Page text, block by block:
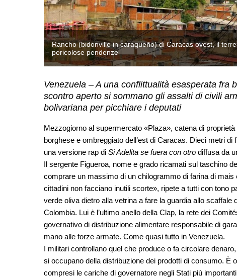
Venezuela – A una conflittualità esasperata fra
scontro aperto si sommano gli assalti di civili
bolivariana per picchiare i deputati
Mezzogiorno al supermercato «Plaza», catena di
borghese e ombreggiato dell’est di Caracas. Dieci metri
una versione rap di Si Adelita se fuera con otro diffusa da
Il sergente Figueroa, nome e grado ricamati sul taschino
comprare un massimo di un chilogrammo di farina di
cittadini non facciano inutili scorte», ripete a tutti con tono
verde oliva dietro alla vetrina a fare la guardia allo
Colombia. Lui è l’ultimo anello della Clap, la rete dei
governativo di distribuzione alimentare responsabile di
mano alle forze armate. Come quasi tutto in Venezuela.
I militari controllano quel che produce o fa circolare
si occupano della distribuzione dei prodotti di consumo. È
compresi le cariche di governatore negli Stati più